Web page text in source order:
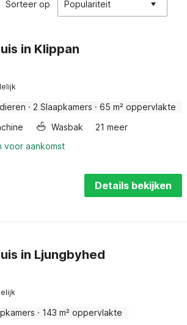
Sorteer op Populariteit
in Klippan
· 2 Slaapkamers · 65 m² oppervlakte
Wasbak
21 meer
voor aankomst
Details bekijken
in Ljungbyhed
· 143 m² oppervlakte